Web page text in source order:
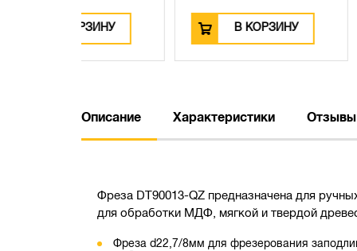
В КОРЗИНУ В
Описание Характеристики Отзывы
Фреза DT90013-QZ предназначена для
для обработки МДФ, мягкой и твердой
Фреза d22,7/8мм для фрезерования